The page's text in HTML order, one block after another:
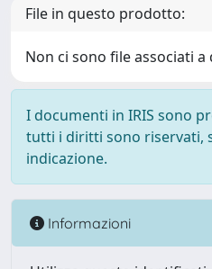
File in questo prodotto:
Non ci sono file associati
I documenti in IRIS sono
tutti i diritti sono riservati,
indicazione.
Informazioni